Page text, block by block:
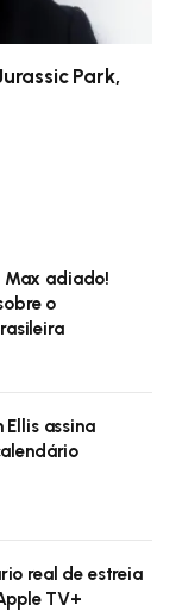
Park,
Max adiado!
o
Ellis assina
real de estreia
TV+